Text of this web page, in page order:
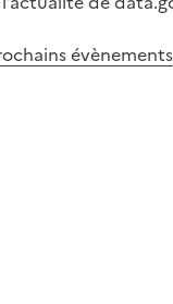
évènements